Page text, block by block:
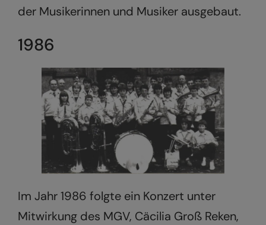
der Musikerinnen und Musiker ausgebaut.
1986
Im Jahr 1986 folgte ein Konzert unter
Mitwirkung des MGV, Cäcilia Groß Reken,